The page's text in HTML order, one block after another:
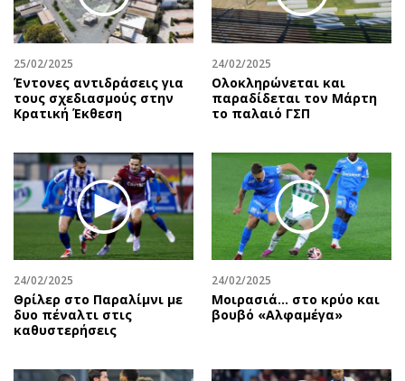
25/02/2025
Έντονες αντιδράσεις για
τους σχεδιασμούς στην
Κρατική Έκθεση
24/02/2025
Ολοκληρώνεται και
παραδίδεται τον Μάρτη
το παλαιό ΓΣΠ
24/02/2025
Θρίλερ στο Παραλίμνι με
δυο πέναλτι στις
καθυστερήσεις
24/02/2025
Μοιρασιά… στο κρύο και
βουβό «Αλφαμέγα»